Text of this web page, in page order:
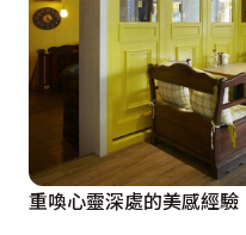
重喚心靈深處的美感經驗